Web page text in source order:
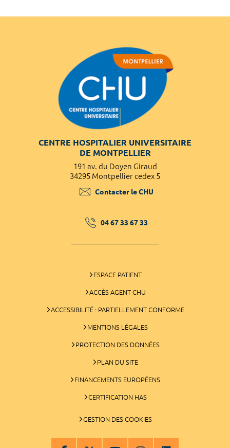
CENTRE HOSPITALIER UNIVERSITAIRE
DE MONTPELLIER
191 av. du Doyen Giraud
34295 Montpellier cedex 5
Contacter le CHU
04 67 33 67 33
ESPACE PATIENT
ACCÈS AGENT CHU
ACCESSIBILITÉ : PARTIELLEMENT CONFORME
MENTIONS LÉGALES
PROTECTION DES DONNÉES
PLAN DU SITE
FINANCEMENTS EUROPÉENS
CERTIFICATION HAS
GESTION DES COOKIES